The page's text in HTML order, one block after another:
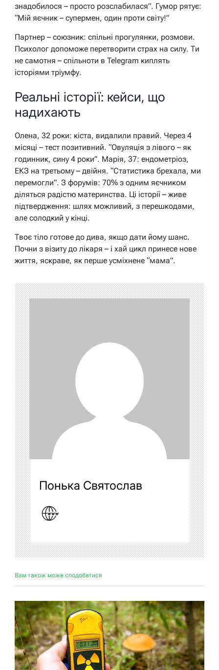
знадобилося – просто розслабилася”. Гумор рятує:
“Мій яєчник – супермен, один проти світу!”
Партнер – союзник: спільні прогулянки, розмови.
Психолог допоможе перетворити страх на силу. Ти
не самотня – спільноти в Telegram киплять
історіями тріумфу.
Реальні історії: кейси, що
надихають
Олена, 32 роки: кіста, видалили правий. Через 4
місяці – тест позитивний. “Овуляція з лівого – як
годинник, сину 4 роки”. Марія, 37: ендометріоз,
ЕКЗ на третьому – двійня. “Статистика брехала, ми
перемогли”. З форумів: 70% з одним яєчником
діляться радістю материнства. Ці історії – живе
підтвердження: шлях можливий, з перешкодами,
але солодкий у кінці.
Твоє тіло готове до дива, якщо дати йому шанс.
Почни з візиту до лікаря – і хай цикл принесе нове
життя, яскраве, як перше усміхнене “мама”.
Понька Святослав
Вам також може сподобатися